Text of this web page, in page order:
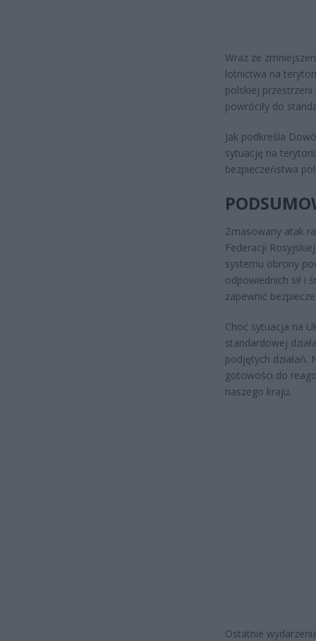
Wraz ze
lotnictwa na
polskiej
powróciły do
Jak podkreśla
sytuację na
bezpieczeństwa
Zmasowany atak
Federacji
systemu obrony
odpowiednich sił i
zapewnić
Choć sytuacja na
standardowej
podjętych działań.
gotowości do
naszego kraju.
Ostatnie